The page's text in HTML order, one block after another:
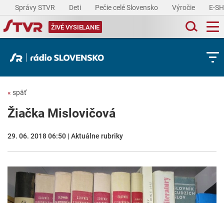
Správy STVR Deti Pečie celé Slovensko Výročie E-
ŽIVÉ VYSIELANIE
« späť
Žiačka Mislovičová
29. 06. 2018 06:50 | Aktuálne rubriky